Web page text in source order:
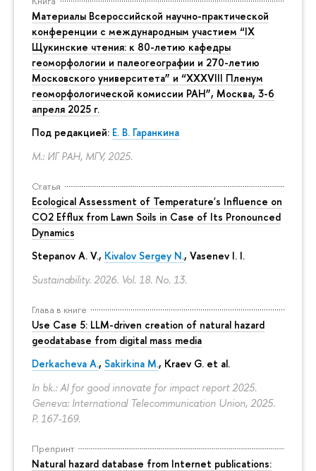
Материалы Всероссийской научно-практической
конференции с международным участием “IX
Щукинские чтения: к 80-летию кафедры
геоморфологии и палеогеографии и 270-летию
Московского университета” и “XXXVIII Пленум
геоморфологической комиссии РАН”, Москва, 3-6
апреля 2025 г.
Под редакцией: Е. В. Гаранкина
М.: ИГ РАН, МГУ, 2025.
Статья
Ecological Assessment of Temperature's Influence on
CO2 Efflux from Lawn Soils in Case of Its Pronounced
Dynamics
Stepanov A. V., Kivalov Sergey N., Vasenev I. I.
Sustainability. 2026. Vol. 18. No. 13.
Глава в книге
Use Case 5: LLM-driven creation of natural hazard
geodatabase from digital mass media
Derkacheva A., Sakirkina M., Kraev G. et al.
In bk.: AI for good innovate for impact report 2025.
Geneva: International Telecommunication Union, 2025.
P. 167-169.
Препринт
Natural hazard database from Internet publications: